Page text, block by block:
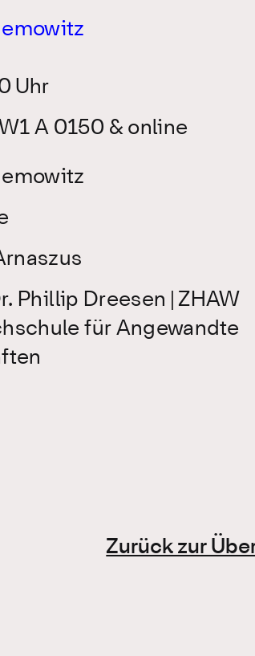
Uhr
A 0150 & online
Phillip Dreesen | ZHAW
für Angewandte
Zurück zur